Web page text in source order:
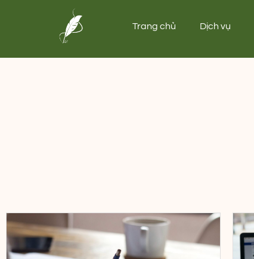
Trang chủ Dịch vụ